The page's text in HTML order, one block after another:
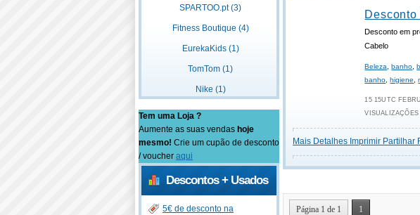
SPARTOO.pt (3)
Fitness Boutique (4)
EurekaKids (1)
TomTom (1)
Nike (1)
Tem uma Loja ?
Aumente as suas vendas hoje
mesmo! Crie um cupão de desconto
/ voucher aqui
Descontos + Usados
5€ de desconto na
Desconto em
Cabelo
Beleza ,banho ,
banho ,higiene ,
15 15UTC
VISUALIZAÇÕES
Mais Detalhes Imprimir Partilhar
Página 1 de 1 1